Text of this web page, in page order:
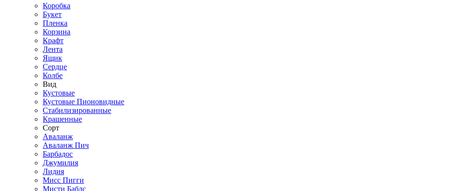
Коробка
Букет
Пленка
Корзина
Крафт
Лента
Ящик
Сердце
Колбе
Вид
Кустовые
Кустовые Пионовидные
Стабилизированные
Крашенные
Сорт
Аваланж
Аваланж Пич
Барбадос
Джумилия
Лидия
Мисс Пигги
Мисти Баблс